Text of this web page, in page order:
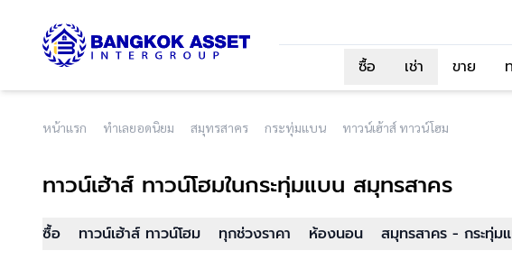
ซื้อ
เช่า ขาย
หน้าแรก ทำเลยอดนิยม สมุทรสาคร กระทุ่มแบน ทาวน์เฮ้าส์ ทาวน์โฮม
ทาวน์เฮ้าส์ ทาวน์โฮมในกระทุ่มแบน สมุทรสาคร
ซื้อ ทาวน์เฮ้าส์ ทาวน์โฮม ทุกช่วงราคา ห้องนอน สมุทรสาคร - กระทุ่ม